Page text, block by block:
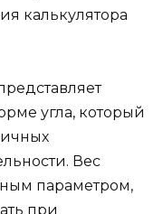
калькулятора
угла, который
Вес
параметром,
при